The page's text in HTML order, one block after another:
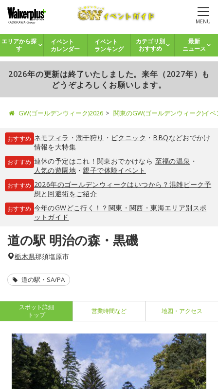
MENU
エリアから探
す
イベント
カレンダー
イベント
ランキング
カテゴリ別
おすすめ
最新
ニュース
2026年の更新は終了いたしました。来年（2027年）も
どうぞよろしくお願いします。
GW(ゴールデンウィーク)2026 関東のGW(ゴールデンウィーク)イ
おすすめ ネモフィラ ・ 潮干狩り ・ ピクニック ・ BBQなどおでかけ
情報を大特集
おすすめ 連休の予定はこれ！関東おでかけなら 至福の温泉 ・
人気の遊園地・親子で体験イベント
おすすめ 2026年のゴールデンウィークはいつから？混雑ピーク予
想と回避術をご紹介
おすすめ 今年のGWどこ行く！？関東・関西・東海エリア別スポ
ットガイド
道の駅 明治の森・黒磯
栃木県那須塩原市
道の駅・SA/PA
スポット詳細
トップ
営業時間など 地図・アクセス